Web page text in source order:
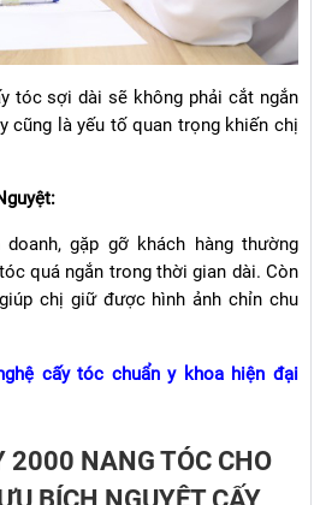
tóc sợi dài sẽ không phải cắt ngắn
cũng là yếu tố quan trọng khiến chị
gặp gỡ khách hàng thường
quá ngắn trong thời gian dài. Còn
chị giữ được hình ảnh chỉn chu
cấy tóc chuẩn y khoa hiện đại
2000 NANG TÓC CHO